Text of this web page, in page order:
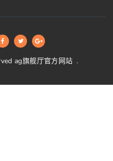
ag旗舰厅官方网站 .